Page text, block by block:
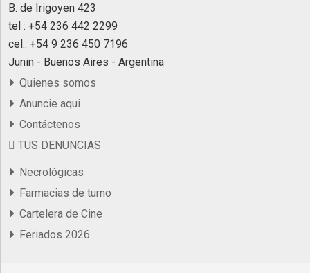
B. de Irigoyen 423
tel : +54 236 442 2299
cel.: +54 9 236 450 7196
Junin - Buenos Aires - Argentina
Quienes somos
Anuncie aqui
Contáctenos
TUS DENUNCIAS
Necrológicas
Farmacias de turno
Cartelera de Cine
Feriados 2026